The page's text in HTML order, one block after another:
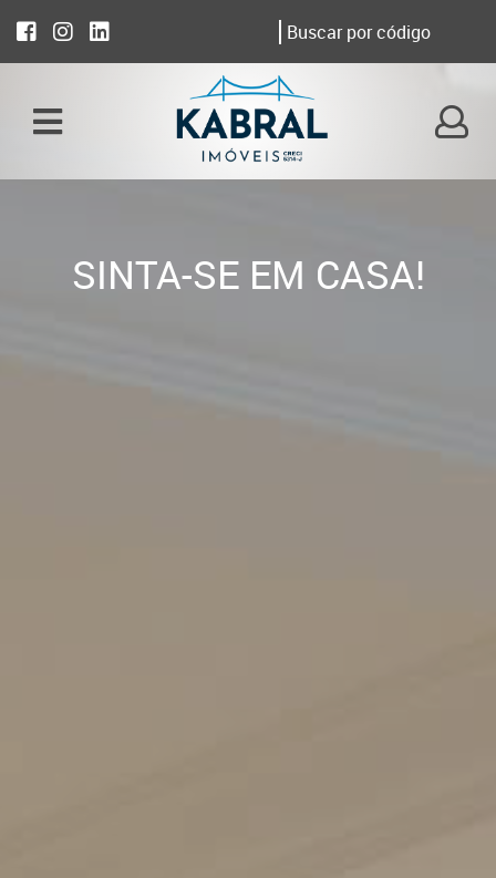
SINTA-SE EM CASA!